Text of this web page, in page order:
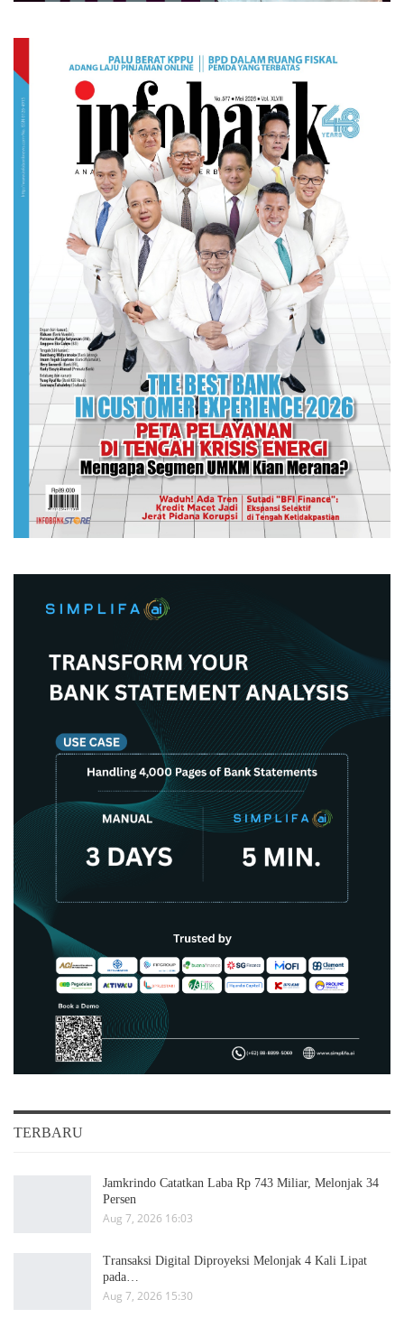
TERBARU
Jamkrindo Catatkan Laba Rp 743 Miliar, Melonjak 34
Persen
Aug 7, 2026 16:03
Transaksi Digital Diproyeksi Melonjak 4 Kali Lipat
pada…
Aug 7, 2026 15:30